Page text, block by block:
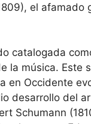
el
catalogada
la música. Este
en Occidente
desarrollo del
Schumann